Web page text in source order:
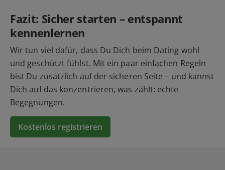
Fazit: Sicher starten – entspannt
kennenlernen
Wir tun viel dafür, dass Du Dich beim Dating wohl
und geschützt fühlst. Mit ein paar einfachen Regeln
bist Du zusätzlich auf der sicheren Seite – und kannst
Dich auf das konzentrieren, was zählt: echte
Begegnungen.
Kostenlos registrieren